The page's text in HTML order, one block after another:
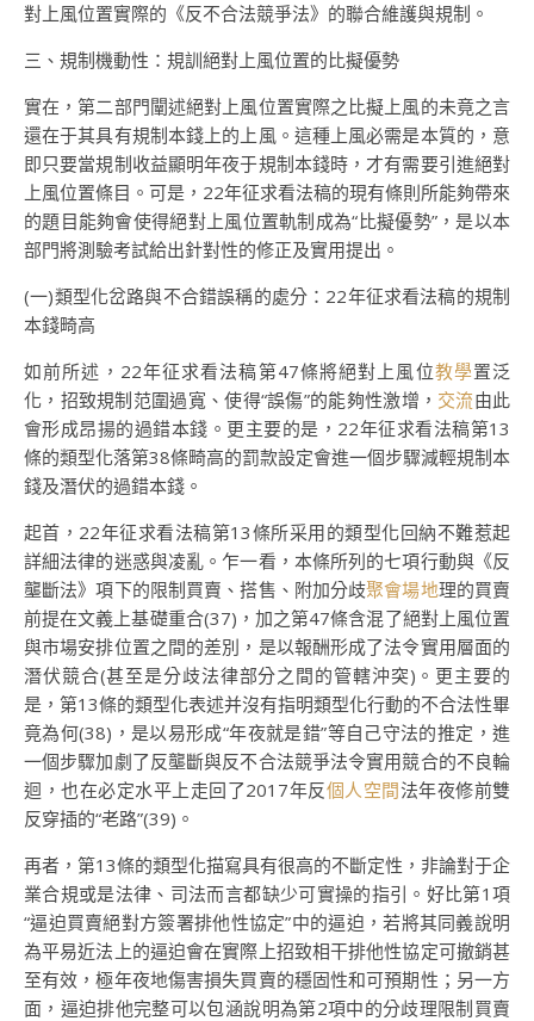
對上風位置實際的《反不合法競爭法》的聯合維護與規制。
三、規制機動性：規訓絕對上風位置的比擬優勢
實在，第二部門闡述絕對上風位置實際之比擬上風的未竟之言
還在于其具有規制本錢上的上風。這種上風必需是本質的，意
即只要當規制收益顯明年夜于規制本錢時，才有需要引進絕對
上風位置條目。可是，22年征求看法稿的現有條則所能夠帶來
的題目能夠會使得絕對上風位置軌制成為“比擬優勢”，是以本
部門將測驗考試給出針對性的修正及實用提出。
(一)類型化岔路與不合錯誤稱的處分：22年征求看法稿的規制
本錢畸高
如前所述，22年征求看法稿第47條將絕對上風位教學置泛
化，招致規制范圍過寬、使得“誤傷”的能夠性激增， 交流由此
會形成昂揚的過錯本錢。更主要的是，22年征求看法稿第13
條的類型化落第38條畸高的罰款設定會進一個步驟減輕規制本
錢及潛伏的過錯本錢。
起首，22年征求看法稿第13條所采用的類型化回納不難惹起
詳細法律的迷惑與凌亂。乍一看，本條所列的七項行動與《反
壟斷法》項下的限制買賣、搭售、附加分歧聚會場地理的買賣
前提在文義上基礎重合(37)，加之第47條含混了絕對上風位置
與市場安排位置之間的差別，是以報酬形成了法令實用層面的
潛伏競合(甚至是分歧法律部分之間的管轄沖突)。更主要的
是，第13條的類型化表述并沒有指明類型化行動的不合法性畢
竟為何(38)，是以易形成“年夜就是錯”等自己守法的推定，進
一個步驟加劇了反壟斷與反不合法競爭法令實用競合的不良輪
迴，也在必定水平上走回了2017年反個人空間法年夜修前雙
反穿插的“老路”(39)。
再者，第13條的類型化描寫具有很高的不斷定性，非論對于企
業合規或是法律、司法而言都缺少可實操的指引。好比第1項
“逼迫買賣絕對方簽署排他性協定”中的逼迫，若將其同義說明
為平易近法上的逼迫會在實際上招致相干排他性協定可撤銷甚
至有效，極年夜地傷害損失買賣的穩固性和可預期性；另一方
面，逼迫排他完整可以包涵說明為第2項中的分歧理限制買賣